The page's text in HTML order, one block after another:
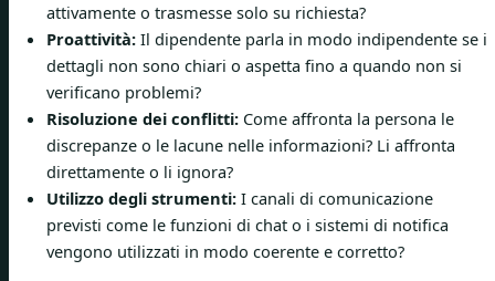
attivamente o trasmesse solo su richiesta?
Proattività: Il dipendente parla in modo indipendente se i
dettagli non sono chiari o aspetta fino a quando non si
verificano problemi?
Risoluzione dei conflitti: Come affronta la persona le
discrepanze o le lacune nelle informazioni? Li affronta
direttamente o li ignora?
Utilizzo degli strumenti: I canali di comunicazione
previsti come le funzioni di chat o i sistemi di notifica
vengono utilizzati in modo coerente e corretto?